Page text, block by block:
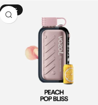
-18%